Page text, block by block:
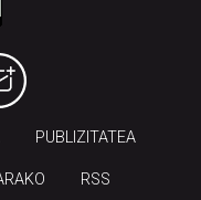
PUBLIZITATEA
RSS